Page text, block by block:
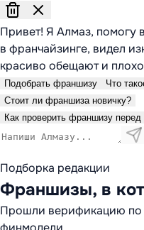
Привет! Я Алмаз, помогу
в франчайзинге, видел
красиво обещают и
Подобрать франшизу
Что
Стоит ли франшиза новичку?
Как проверить франшизу перед
Подборка редакции
Франшизы, в
Прошли верификацию по